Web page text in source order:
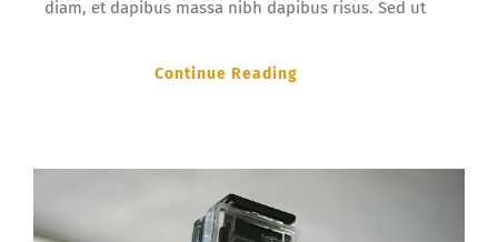
diam, et dapibus massa nibh dapibus risus. Sed ut
Continue Reading